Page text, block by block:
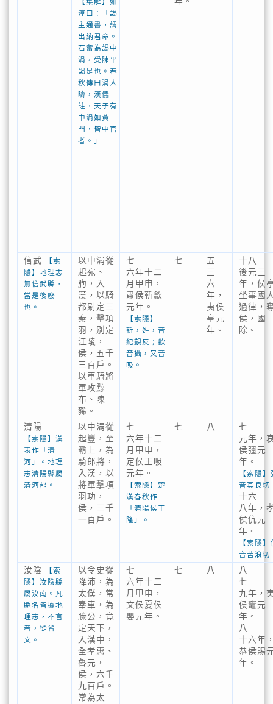
淳曰：「謁
主通書，謂
出納君命。
石奮為謁中
涓，受陳平
謁是也。春
秋傳曰涓人
疇，漢儀
註，天子有
中涓如黃
門，皆中官
者。」
信武
【索
隱】地理志
無信武縣，
當是後廢
也。
以中涓從
起宛、
朐，入
漢，以騎
都尉定三
秦，擊項
羽，別定
江陵，
侯，五千
三百戶。
以車騎將
軍攻黥
布、陳
豨。
七
六年十二
月甲申，
肅侯靳歙
元年。
【索隱】
靳，姓，音
紀覲反；歙
音攝，又音
吸。
七
五
三
六
年，
夷侯
亭元
年。
十八
後元三
年，侯
坐事國
過律，
侯，國
除。
清陽
【索隱】漢
表作「清
河」。地理
志清陽縣屬
清河郡。
以中涓從
起豐，至
霸上，為
騎郎將，
入漢，以
將軍擊項
羽功，
侯，三千
一百戶。
七
六年十二
月甲申，
定侯王吸
元年。
【索隱】楚
漢春秋作
「清陽侯王
隆」。
七 八
七
元年，
侯彊元
年。
【索隱】
音其良切
十六
八年，
侯伉元
年。
【索隱】
音苦浪切
汝陰
【索
隱】汝陰縣
屬汝南。凡
縣名皆據地
理志，不言
者，從省
文。
以令史從
降沛，為
太僕，常
奉車，為
滕公，竟
定天下，
入漢中，
全孝惠、
魯元，
侯，六千
九百戶。
常為太
七
六年十二
月甲申，
文侯夏侯
嬰元年。
七 八
八
七
九年，
侯竈元
年。
八
十六年
恭侯賜
年。